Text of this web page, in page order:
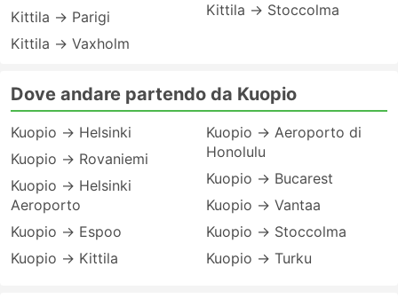
Kittila → Parigi
Kittila → Vaxholm
Kittila → Stoccolma
Dove andare partendo da Kuopio
Kuopio → Helsinki
Kuopio → Rovaniemi
Kuopio → Helsinki
Aeroporto
Kuopio → Espoo
Kuopio → Kittila
Kuopio → Aeroporto di
Honolulu
Kuopio → Bucarest
Kuopio → Vantaa
Kuopio → Stoccolma
Kuopio → Turku